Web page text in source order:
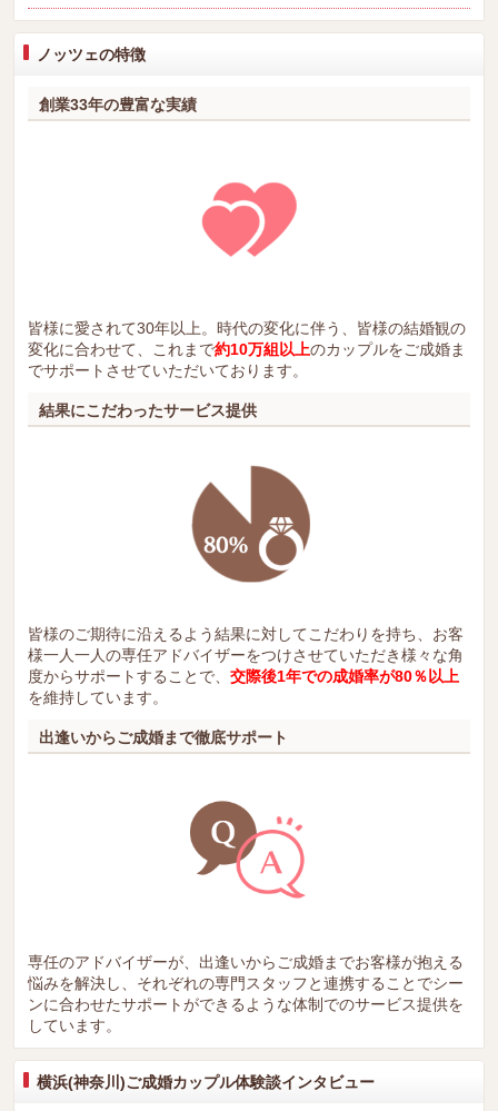
ノッツェの特徴
創業33年の豊富な実績
皆様に愛されて30年以上。時代の変化に伴う、皆様の結婚観の
変化に合わせて、これまで約10万組以上のカップルをご成婚ま
でサポートさせていただいております。
結果にこだわったサービス提供
皆様のご期待に沿えるよう結果に対してこだわりを持ち、お客
様一人一人の専任アドバイザーをつけさせていただき様々な角
度からサポートすることで、 交際後1年での成婚率が80％以上
を維持しています。
出逢いからご成婚まで徹底サポート
専任のアドバイザーが、出逢いからご成婚までお客様が抱える
悩みを解決し、それぞれの専門スタッフと連携することでシー
ンに合わせたサポートができるような体制でのサービス提供を
しています。
横浜(神奈川)ご成婚カップル体験談インタビュー